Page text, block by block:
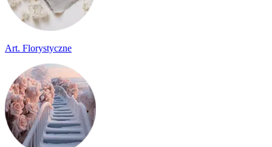
Art. Florystyczne